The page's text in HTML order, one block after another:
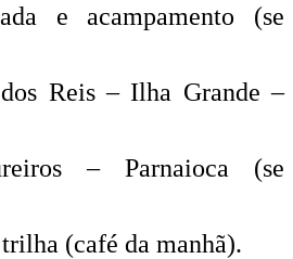
e acampamento (se
Reis – Ilha Grande –
– Parnaioca (se
(café da manhã).